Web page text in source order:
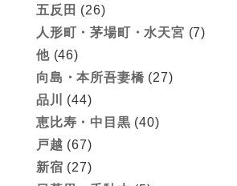
五反田 (26)
人形町・茅場町・水天宮 (7)
他(46)
向島・本所吾妻橋 (27)
品川
(44)
恵比寿・中目黒 (40)
戸越 (67)
新宿 (27)